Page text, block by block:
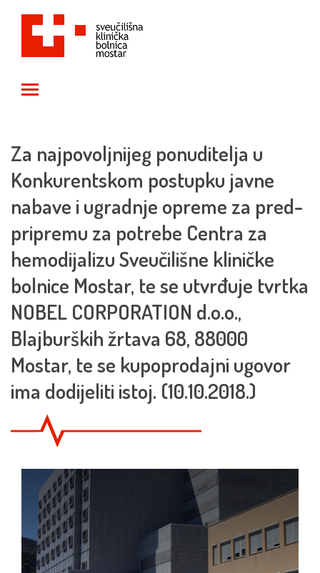
Za najpovoljnijeg ponuditelja u
Konkurentskom postupku javne
nabave i ugradnje opreme za pred-
pripremu za potrebe Centra za
hemodijalizu Sveučilišne kliničke
bolnice Mostar, te se utvrđuje tvrtka
NOBEL CORPORATION d.o.o.,
Blajburških žrtava 68, 88000
Mostar, te se kupoprodajni ugovor
ima dodijeliti istoj. (10.10.2018.)